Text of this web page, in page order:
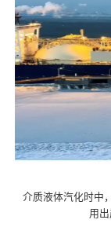
介质液体汽化时中
用